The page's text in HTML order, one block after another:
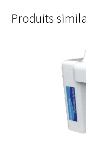
Logiciel de
Logiciel PhytoNet
Mesure d’épaisseur
Mesure d’oxygène et
Produits